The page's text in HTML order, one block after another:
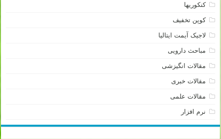
کنکوریها
کوپن تخفیف
لاجیک آیمت ایتالیا
مباحث دارویی
مقالات انگیزشی
مقالات خبری
مقالات علمی
نرم افزار